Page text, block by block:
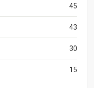
45
43
30
15